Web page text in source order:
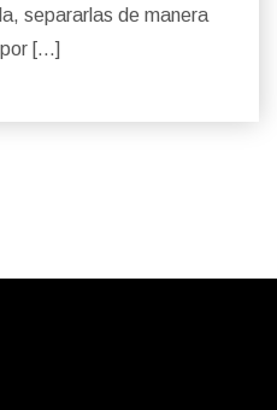
separarlas de manera
[…]